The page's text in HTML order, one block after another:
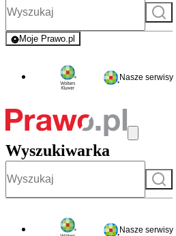
Szukaj
Moje Prawo.pl
- rejestracja i logowanie do serwisu
Nasze serwisy
Wyszukiwarka
Szukaj
Nasze serwisy